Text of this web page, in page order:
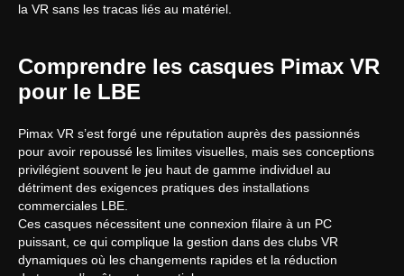
la VR sans les tracas liés au matériel.
Comprendre les casques Pimax VR
pour le LBE
Pimax VR s’est forgé une réputation auprès des passionnés
pour avoir repoussé les limites visuelles, mais ses conceptions
privilégient souvent le jeu haut de gamme individuel au
détriment des exigences pratiques des installations
commerciales LBE.
Ces casques nécessitent une connexion filaire à un PC
puissant, ce qui complique la gestion dans des clubs VR
dynamiques où les changements rapides et la réduction